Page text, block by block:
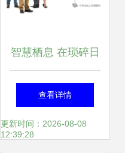
智慧栖息 在琐碎日
常中安放一座梦里
的家
查看详情
更新时间：2026-08-08
12:39:28